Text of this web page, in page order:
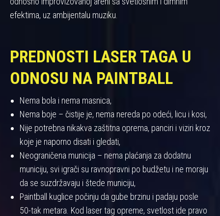
efektima, uz ambijentalu muziku.
PREDNOSTI LASER TAGA U
ODNOSU NA PAINTBALL
Nema bola i nema masnica,
Nema boje – čistije je, nema nereda po odeći, licu i kosi,
Nije potrebna nikakva zaštitna oprema, panciri i viziri kroz
koje je naporno disati i gledati,
Neograničena municija – nema plaćanja za dodatnu
municiju, svi igrači su ravnopravni po budžetu i ne moraju
da se suzdržavaju i štede municiju,
Paintball kuglice počinju da gube brzinu i padaju posle
50-tak metara. Kod laser tag opreme, svetlost ide pravo